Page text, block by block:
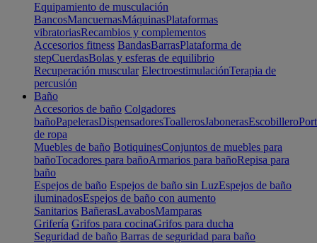
Equipamiento de musculación
BancosMancuernasMáquinasPlataformas
vibratoriasRecambios y complementos
Accesorios fitness BandasBarrasPlataforma de
stepCuerdasBolas y esferas de equilibrio
Recuperación muscular ElectroestimulaciónTerapia de
percusión
Baño
Accesorios de baño Colgadores
bañoPapelerasDispensadoresToallerosJabonerasEscobillero
de ropa
Muebles de baño BotiquinesConjuntos de muebles para
bañoTocadores para bañoArmarios para bañoRepisa para
baño
Espejos de baño Espejos de baño sin LuzEspejos de baño
iluminadosEspejos de baño con aumento
Sanitarios BañerasLavabosMamparas
Grifería Grifos para cocinaGrifos para ducha
Seguridad de baño Barras de seguridad para baño